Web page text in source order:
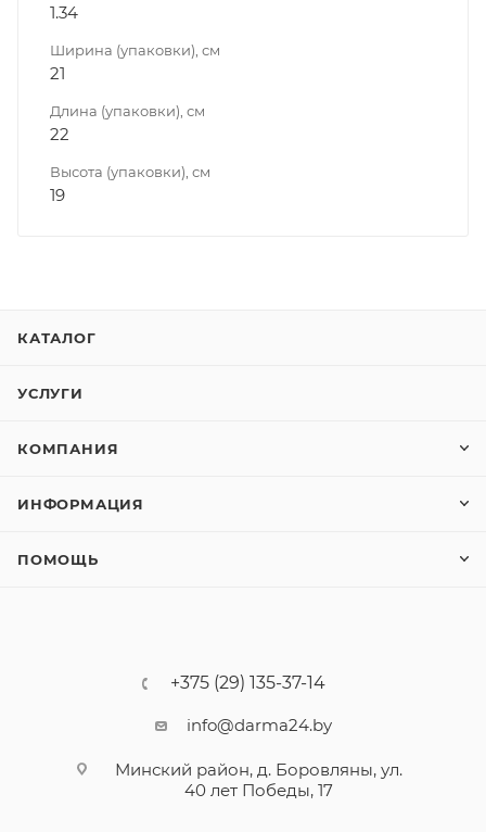
1.34
Ширина (упаковки), см
21
Длина (упаковки), см
22
Высота (упаковки), см
19
КАТАЛОГ
УСЛУГИ
КОМПАНИЯ
ИНФОРМАЦИЯ
ПОМОЩЬ
+375 (29) 135-37-14
info@darma24.by
Минский район, д. Боровляны, ул.
40 лет Победы, 17